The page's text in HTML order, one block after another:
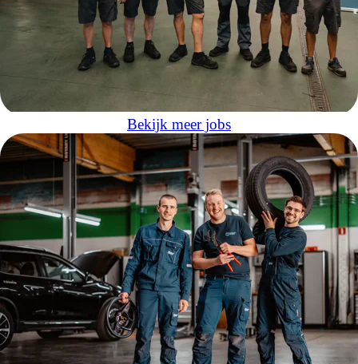
Bekijk meer jobs